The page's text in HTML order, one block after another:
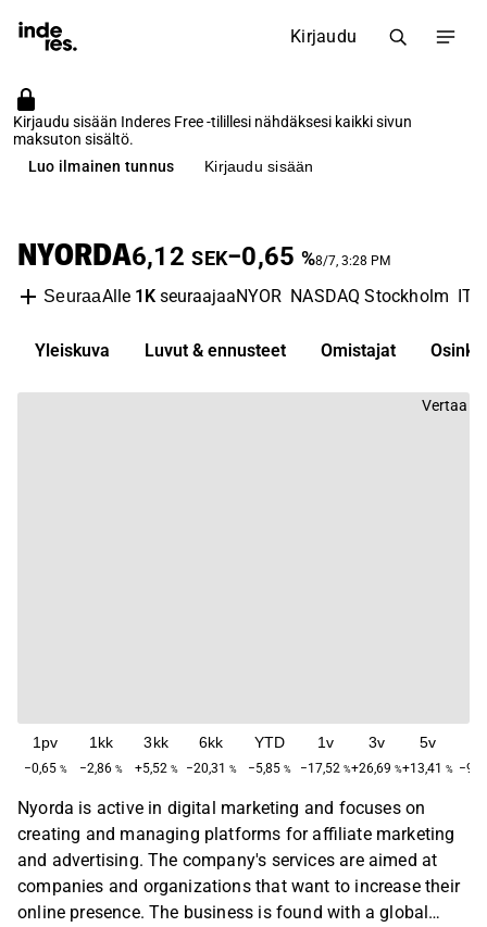
Kirjaudu
Kirjaudu sisään Inderes Free -tilillesi nähdäksesi kaikki sivun
maksuton sisältö.
Luo ilmainen tunnus
Kirjaudu sisään
NYORDA6,12 SEK−0,65 %8/7, 3:28 PM
SeuraaAlle 1KseuraajaaNYOR NASDAQ Stockholm IT
Yleiskuva Luvut & ennusteet Omistajat Osinko
Vertaa
1pv
−0,65 %
1kk
−2,86 %
3kk
+5,52 %
6kk
−20,31 %
YTD
−5,85 %
1v
−17,52 %
3v
+26,69 %
5v
+13,41 %
Nyorda is active in digital marketing and focuses on
creating and managing platforms for affiliate marketing
and advertising. The company's services are aimed at
companies and organizations that want to increase their
online presence. The business is found with a global